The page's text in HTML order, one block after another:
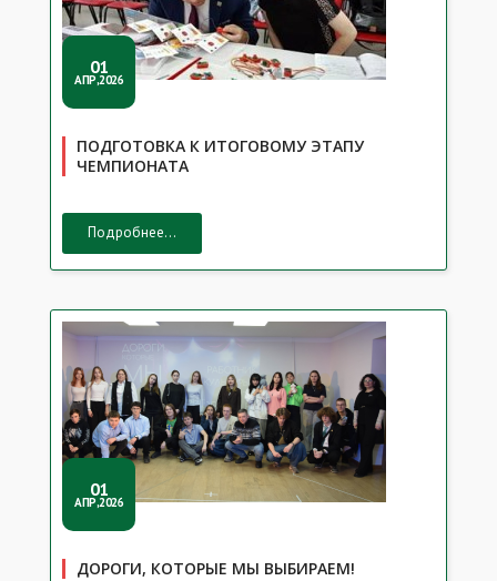
01
АПР,2026
ПОДГОТОВКА К ИТОГОВОМУ ЭТАПУ
ЧЕМПИОНАТА
Подробнее...
01
АПР,2026
ДОРОГИ, КОТОРЫЕ МЫ ВЫБИРАЕМ!